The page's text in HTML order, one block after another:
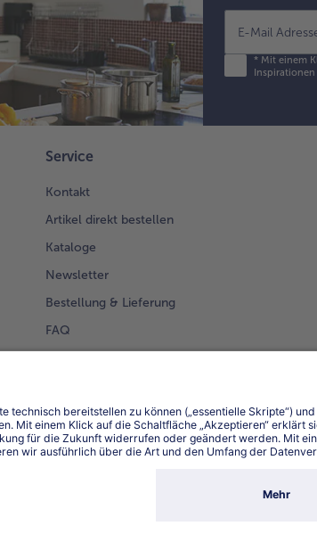
E-Mail
*Mit einem
Service
Kontakt
Artikel direkt bestellen
Kataloge
Newsletter
Bestellung & Lieferung
FAQ